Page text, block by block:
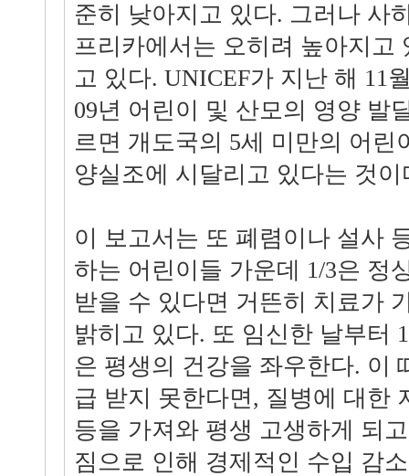
준히 낮아지고 있다. 그러나 사
프리카에서는 오히려 높아지고
고 있다. UNICEF가 지난 해 11
09년 어린이 및 산모의 영양 발
르면 개도국의 5세 미만의 어린
양실조에 시달리고 있다는 것이
이 보고서는 또 폐렴이나 설사
하는 어린이들 가운데 1/3은 정
받을 수 있다면 거뜬히 치료가
밝히고 있다. 또 임신한 날부터
은 평생의 건강을 좌우한다. 이
급 받지 못한다면, 질병에 대한
등을 가져와 평생 고생하게 되
짐으로 인해 경제적인 수입 감